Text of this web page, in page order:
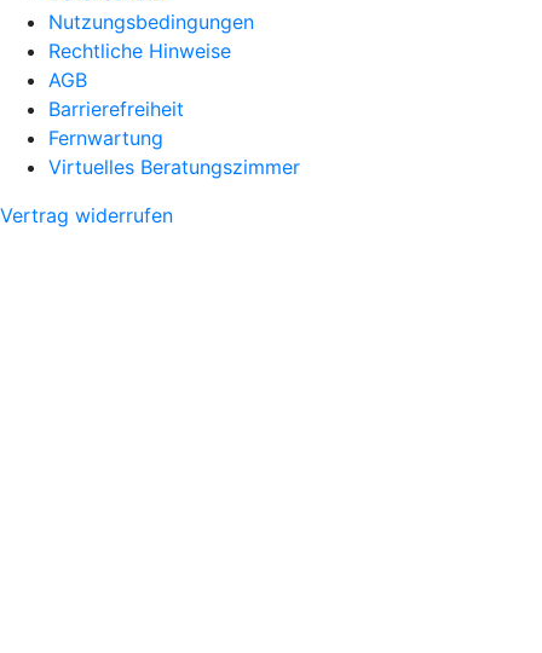
Nutzungsbedingungen
Rechtliche Hinweise
AGB
Barrierefreiheit
Fernwartung
Virtuelles Beratungszimmer
Vertrag widerrufen